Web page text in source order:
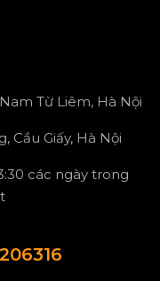
Từ Liêm, Hà Nội
Cầu Giấy, Hà Nội
các ngày trong